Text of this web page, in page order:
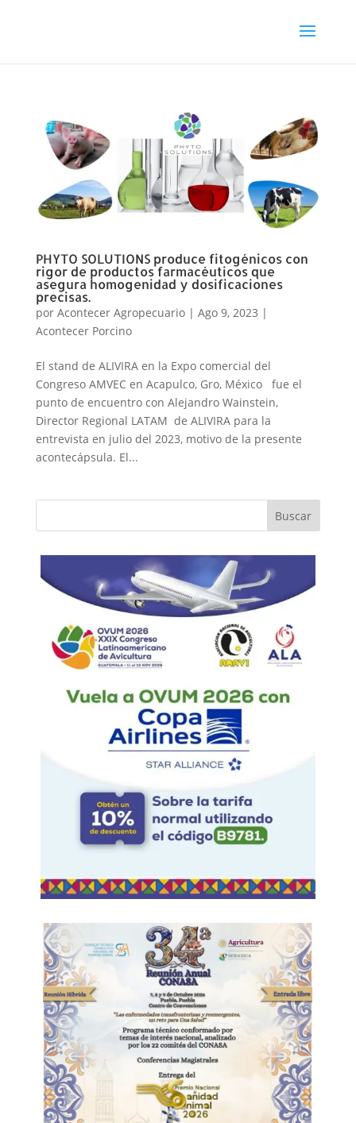
PHYTO SOLUTIONS produce fitogénicos con
rigor de productos farmacéuticos que
asegura homogenidad y dosificaciones
precisas.
por Acontecer Agropecuario| Ago 9, 2023 |
Acontecer Porcino
El stand de ALIVIRA en la Expo comercial del
Congreso AMVEC en Acapulco, Gro, México fue el
punto de encuentro con Alejandro Wainstein,
Director Regional LATAM de ALIVIRA para la
entrevista en julio del 2023, motivo de la presente
acontecápsula. El...
Buscar